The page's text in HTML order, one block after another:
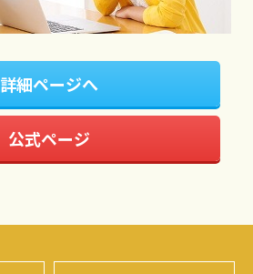
詳細ページへ
公式ページ